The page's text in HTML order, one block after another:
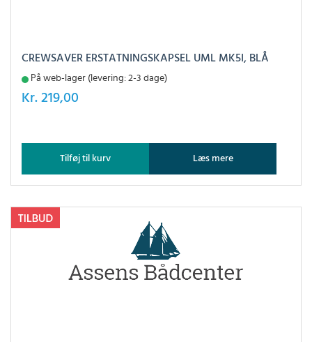
CREWSAVER ERSTATNINGSKAPSEL UML MK5I, BLÅ
På web-lager (levering: 2-3 dage)
Kr.219,00
Tilføj til kurv Læs mere